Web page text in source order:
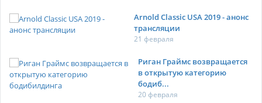
Arnold Classic USA 2019 - анонс
трансляции
21 февраля
Риган Граймс возвращается
в открытую категорию
бодиб...
20 февраля